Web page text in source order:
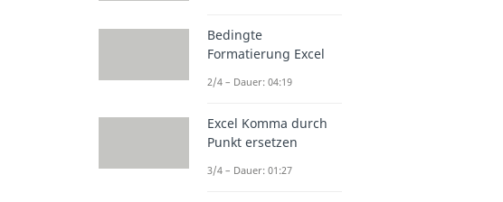
Bedingte
Formatierung Excel
2/4 – Dauer: 04:19
Excel Komma durch
Punkt ersetzen
3/4 – Dauer: 01:27